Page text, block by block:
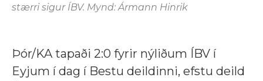
stærri sigur ÍBV. Mynd: Ármann Hinrik
Þór/KA tapaði 2:0 fyrir nýliðum ÍBV í
Eyjum í dag í Bestu deildinni, efstu deild